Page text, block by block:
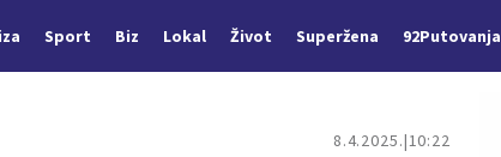
Sport Biz Lokal Život Superžena 92Putovanja
8.4.2025. 10:22